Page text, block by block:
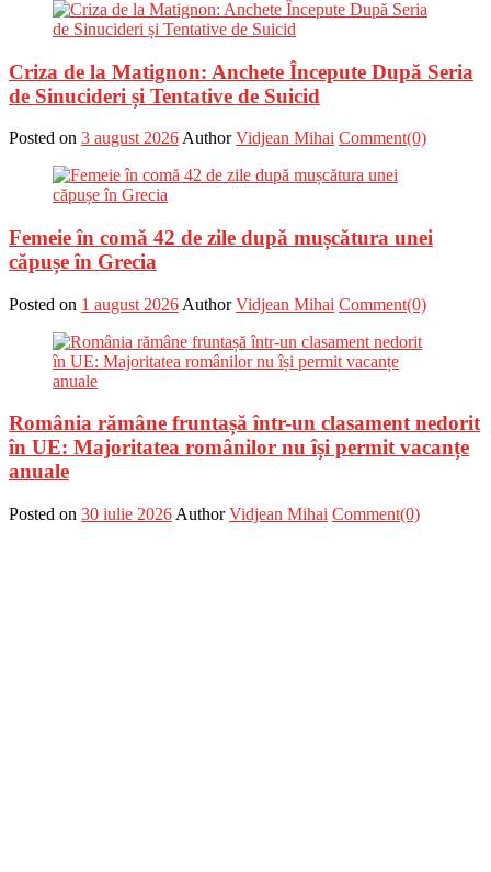
Criza de la Matignon: Anchete Începute După Seria
de Sinucideri și Tentative de Suicid
Posted on 3 august 2026 Author Vidjean Mihai Comment(0)
Femeie în comă 42 de zile după mușcătura unei
căpușe în Grecia
Posted on 1 august 2026 Author Vidjean Mihai Comment(0)
România rămâne fruntașă într-un clasament nedorit
în UE: Majoritatea românilor nu își permit vacanțe
anuale
Posted on 30 iulie 2026 Author Vidjean Mihai Comment(0)